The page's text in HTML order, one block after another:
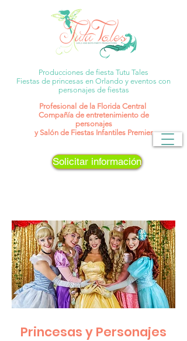
Profesional de la Florida Central
Compañía de entretenimiento de
personajes
y Salón de Fiestas Infantiles Premier
Producciones de fiesta Tutu Tales
Fiestas de princesas en Orlando y eventos con
personajes de fiestas
Solicitar información
Princesas y Personajes